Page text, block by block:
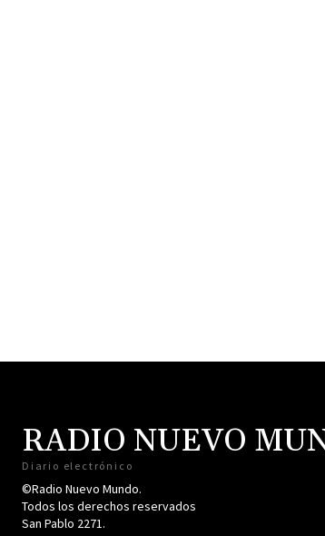
RADIO NUEVO
Diario electrónico
©Radio Nuevo Mundo.
Todos los derechos reservados
San Pablo 2271.